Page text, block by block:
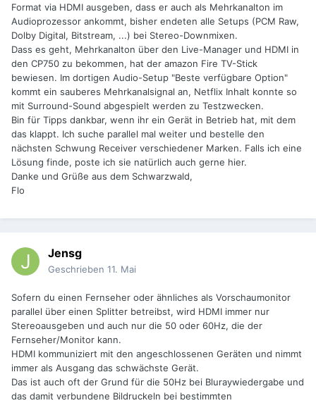
Format via HDMI ausgeben, dass er auch als Mehrkanalton im
Audioprozessor ankommt, bisher endeten alle Setups (PCM Raw,
Dolby Digital, Bitstream, ...) bei Stereo-Downmixen.
Dass es geht, Mehrkanalton über den Live-Manager und HDMI in
den CP750 zu bekommen, hat der amazon Fire TV-Stick
bewiesen. Im dortigen Audio-Setup "Beste verfügbare Option"
kommt ein sauberes Mehrkanalsignal an, Netflix Inhalt konnte so
mit Surround-Sound abgespielt werden zu Testzwecken.
Bin für Tipps dankbar, wenn ihr ein Gerät in Betrieb hat, mit dem
das klappt. Ich suche parallel mal weiter und bestelle den
nächsten Schwung Receiver verschiedener Marken. Falls ich eine
Lösung finde, poste ich sie natürlich auch gerne hier.
Danke und Grüße aus dem Schwarzwald,
Flo
Jensg
Geschrieben 11. Mai
Sofern du einen Fernseher oder ähnliches als Vorschaumonitor
parallel über einen Splitter betreibst, wird HDMI immer nur
Stereoausgeben und auch nur die 50 oder 60Hz, die der
Fernseher/Monitor kann.
HDMI kommuniziert mit den angeschlossenen Geräten und nimmt
immer als Ausgang das schwächste Gerät.
Das ist auch oft der Grund für die 50Hz bei Bluraywiedergabe und
das damit verbundene Bildruckeln bei bestimmten